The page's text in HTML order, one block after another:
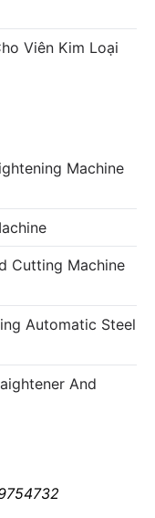
Viên Kim Loại
Machine
Cutting Machine
Automatic Steel
And